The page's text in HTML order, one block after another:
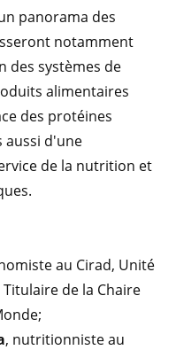
panorama des
notamment
des systèmes de
alimentaires
des protéines
aussi d'une
de la nutrition et
au Cirad, Unité
de la Chaire
, nutritionniste au